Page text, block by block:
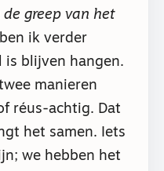
de greep van het
ik verder
is blijven hangen.
manieren
réus-achtig. Dat
het samen. Iets
we hebben het